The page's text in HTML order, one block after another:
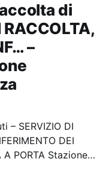
di
–
– SERVIZIO DI
DEI
A PORTA Stazione